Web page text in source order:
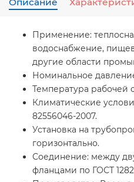
Применение:
водоснабжение,
другие области
Номинальное
Температура рабочей
Климатические
82556046-2007.
Установка на
горизонтально.
Соединение: между
фланцами по ГОСТ